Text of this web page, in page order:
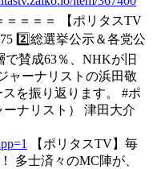
＝＝＝＝ 【ポリタスTV
2️⃣総選挙公示＆各党公
賛成63％、NHKが旧
ーナリストの浜田敬
スを振り返ります。 #ポ
ナリスト） 津田大介
【ポリタスTV】毎
多士済々のMC陣が、